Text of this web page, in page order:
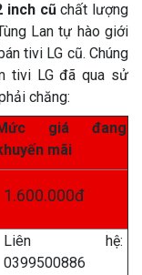
inch cũchất lượng
Lan tự hào giới
tivi LG cũ. Chúng
tivi LG đã qua sử
chăng:
giá đang
mãi
1.600.000đ
Liên hệ:
0399500886